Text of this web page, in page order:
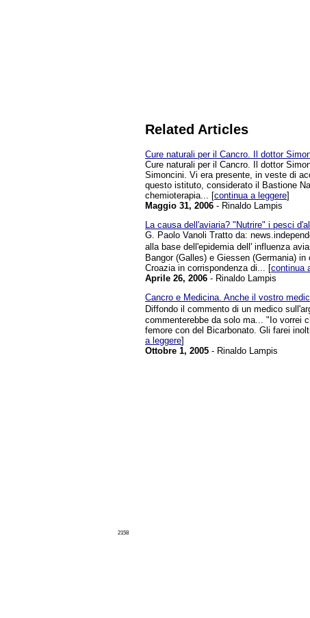
Related Articles
Cure naturali per il Cancro. Il dottor
Cure naturali per il Cancro. Il dottor
Simoncini. Vi era presente, in veste di
questo istituto, considerato il Bastione
chemioterapia... [continua a leggere]
Maggio 31, 2006 - Rinaldo Lampis
La causa dell'aviaria? "Nutrire" i pesci
G. Paolo Vanoli Tratto da:
alla base dell'epidemia dell' influenza
Bangor (Galles) e Giessen (Germania)
Croazia in corrispondenza di... [continua
Aprile 26, 2006 - Rinaldo Lampis
Cancro e Medicina. Anche il vostro
Diffondo il commento di un medico
commenterebbe da solo ma... "Io vorrei
femore con del Bicarbonato. Gli farei
a leggere]
Ottobre 1, 2005 - Rinaldo Lampis
2158